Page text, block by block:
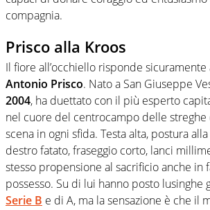
compagnia.
Prisco alla Kroos
Il fiore all’occhiello risponde
Antonio Prisco. Nato a San Giuseppe
2004, ha duettato con il più esperto
nel cuore del centrocampo delle
scena in ogni sfida. Testa alta, postura
destro fatato, fraseggio corto, lanci
stesso propensione al sacrificio anche in
possesso. Su di lui hanno posto lusinghe
Serie B e di A, ma la sensazione è che il